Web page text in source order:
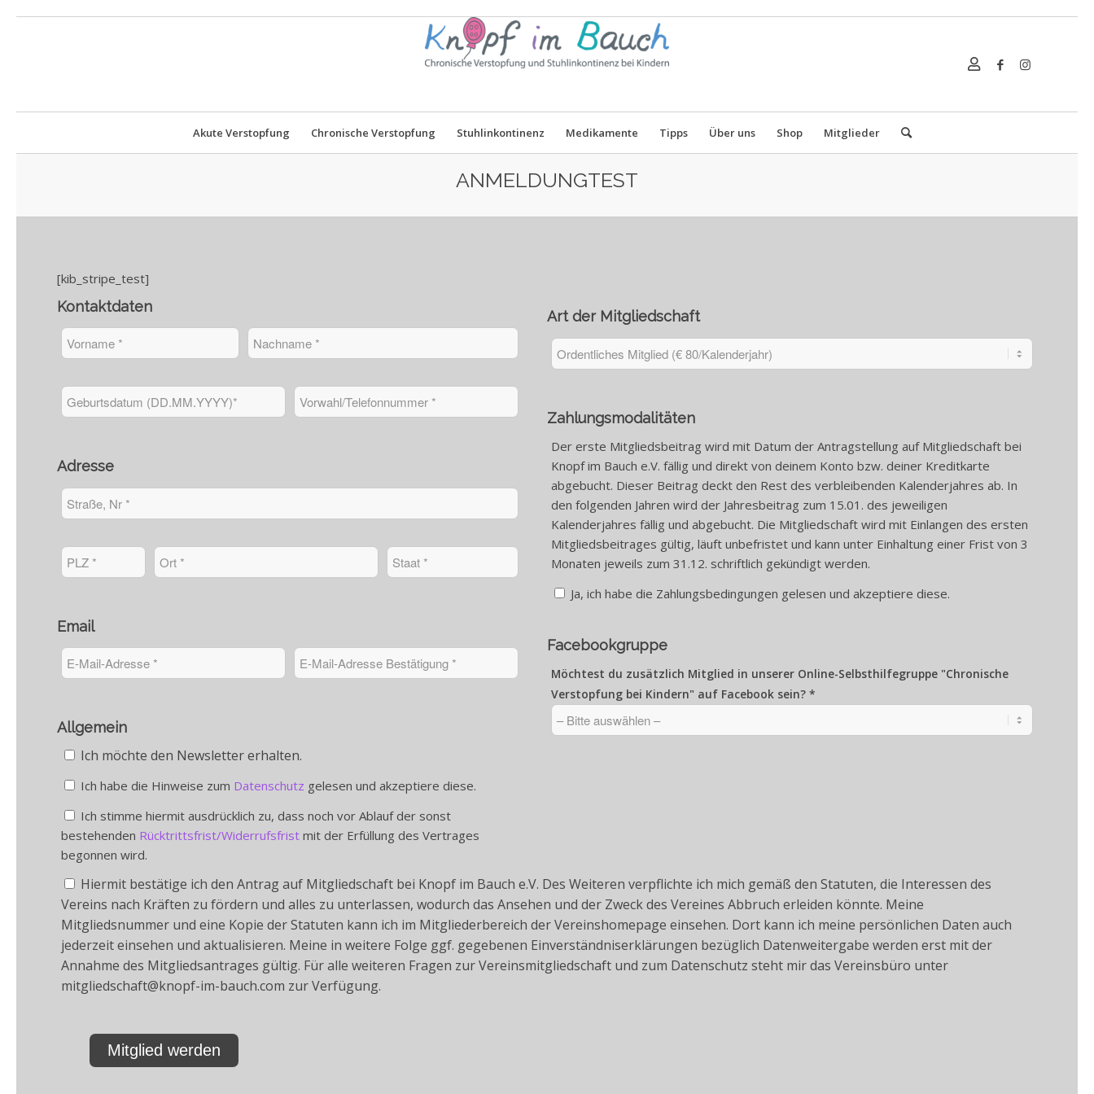
Akute Verstopfung Chronische Verstopfung Stuhlinkontinenz Medikamente Tipps Über uns Shop Mitglieder
ANMELDUNGTEST
[kib_stripe_test]
Kontaktdaten
Adresse
Email
Allgemein
Ich möchte den Newsletter erhalten.
Ich habe die Hinweise zum Datenschutz gelesen und akzeptiere diese.
Ich stimme hiermit ausdrücklich zu, dass noch vor Ablauf der sonst
bestehenden Rücktrittsfrist/Widerrufsfrist mit der Erfüllung des Vertrages
begonnen wird.
Art der Mitgliedschaft
Zahlungsmodalitäten
Der erste Mitgliedsbeitrag wird mit Datum der Antragstellung auf Mitgliedschaft bei
Knopf im Bauch e.V. fällig und direkt von deinem Konto bzw. deiner Kreditkarte
abgebucht. Dieser Beitrag deckt den Rest des verbleibenden Kalenderjahres ab. In
den folgenden Jahren wird der Jahresbeitrag zum 15.01. des jeweiligen
Kalenderjahres fällig und abgebucht. Die Mitgliedschaft wird mit Einlangen des ersten
Mitgliedsbeitrages gültig, läuft unbefristet und kann unter Einhaltung einer Frist von 3
Monaten jeweils zum 31.12. schriftlich gekündigt werden.
Ja, ich habe die Zahlungsbedingungen gelesen und akzeptiere diese.
Facebookgruppe
Möchtest du zusätzlich Mitglied in unserer Online-Selbsthilfegruppe "Chronische
Verstopfung bei Kindern" auf Facebook sein? *
Hiermit bestätige ich den Antrag auf Mitgliedschaft bei Knopf im Bauch e.V. Des Weiteren verpflichte ich mich gemäß den Statuten, die Interessen des
Vereins nach Kräften zu fördern und alles zu unterlassen, wodurch das Ansehen und der Zweck des Vereines Abbruch erleiden könnte. Meine
Mitgliedsnummer und eine Kopie der Statuten kann ich im Mitgliederbereich der Vereinshomepage einsehen. Dort kann ich meine persönlichen Daten auch
jederzeit einsehen und aktualisieren. Meine in weitere Folge ggf. gegebenen Einverständniserklärungen bezüglich Datenweitergabe werden erst mit der
Annahme des Mitgliedsantrages gültig. Für alle weiteren Fragen zur Vereinsmitgliedschaft und zum Datenschutz steht mir das Vereinsbüro unter
mitgliedschaft@knopf-im-bauch.com zur Verfügung.